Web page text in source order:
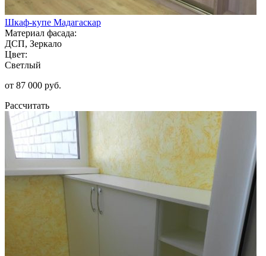
Шкаф-купе Мадагаскар
Материал фасада:
ДСП, Зеркало
Цвет:
Светлый
от 87 000 руб.
Рассчитать